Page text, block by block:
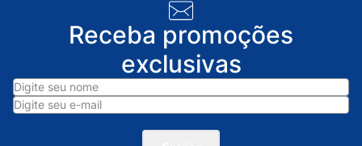
Receba promoções
exclusivas